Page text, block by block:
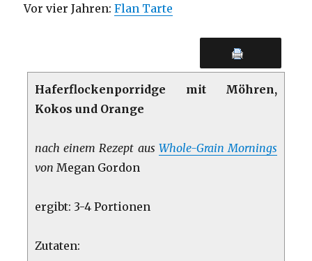
Vor vier Jahren:Flan Tarte
Haferflockenporridge mit Möhren,
Kokos und Orange
nach einem Rezept aus Whole-Grain Mornings
von Megan Gordon
ergibt: 3-4 Portionen
Zutaten: